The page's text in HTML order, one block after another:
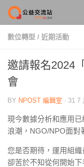
Skip to content
數位轉型 / 近期活動
邀請報名2024
會
BY NPOST 編輯室 · 31 7
現今數據分析和應用
浪潮，NGO/NPO面對
您是否期待，運用組織
卻苦於不知從何開始下